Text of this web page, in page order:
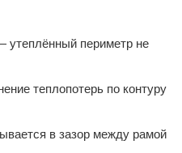
утеплённый периметр не
теплопотерь по контуру
в зазор между рамой